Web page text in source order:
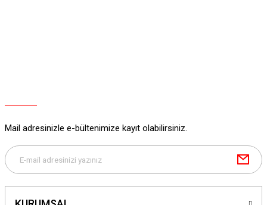
Mail adresinizle e-bültenimize kayıt olabilirsiniz.